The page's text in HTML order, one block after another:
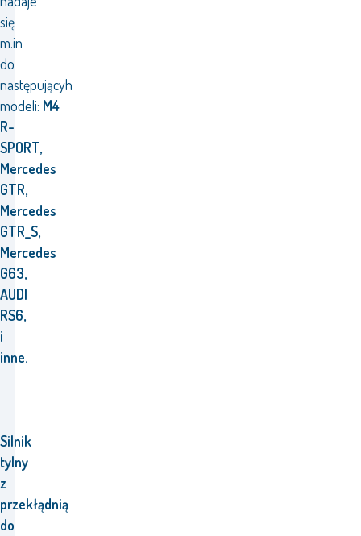
się
m.in
do
następującyh
modeli: M4
R-
SPORT,
Mercedes
GTR,
Mercedes
GTR_S,
Mercedes
G63,
AUDI
RS6,
i
inne.
Silnik
tylny
z
przekłądnią
do